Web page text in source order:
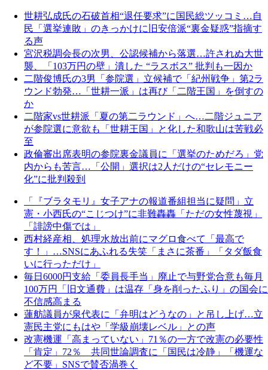
世耕弘成氏の石破首相“退任要求”に国民総ツッコミ…自
民「選挙連敗」のきっかけに旧安倍派“裏金疑惑”指摘す
る声
宮沢税調会長の次男、公認候補から落選…許されぬ大世
襲、「103万円の壁」潰した “ラスボス” 批判も一因か
二階俊博氏の3男「参院選」立候補で「紀州戦争」第2ラ
ウンド勃発…「世耕一派」は再び「二階王国」を倒すの
か
二階家vs世耕派「夏の第二ラウンド」へ…二階ジュニア
が参院選に意欲も「世耕王国」と化した和歌山は苦戦必
至
政倫審出席表明の参院裏金議員に「選挙のためだろ」党
内からも苦言…「公開」選択は2人だけの“セレモニー
化”に批判殺到
「『ブラタモリ』女子アナの報道番組担当に疑問」立
憲・小西氏の“こじつけ”に非難轟轟「ただの女性蔑視」
「誹謗中傷では」
西村経産相、処理水放出前にマグロ食べて「最高で
す！」…SNSにあふれる失笑「まさに茶番」「タダ飯食
いに行っただけ」
毎日6000円支給「委員長手当」廃止で与野党合意も毎月
100万円「旧文通費」は温存「身を削ったふり」の国会に
不信感高まる
蓮舫議員が泉代表に「弁明はどうなの」と吊し上げ…立
憲民主党にもはや「学級崩壊レベル」との声
改憲機運「高まっていない」71％の一方で改憲の必要性
「肯定」72％ 共同世論調査に「国民は冷静」「機運な
ど不要」SNSで賛否渦巻く